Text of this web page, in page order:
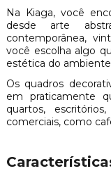
Na Kiaga, você
desde arte
contemporânea,
você escolha algo
estética do
Os quadros
em praticamente
quartos,
comerciais, como